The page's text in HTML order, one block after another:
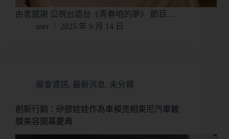
由衷感謝 公視台語台《青春咱的夢》 節目…
user
2025 年 9 月 14 日
展會資訊 , 最新消息, 未分類
創新行銷：矽膠娃娃作為車模亮相東尼汽車鍍
膜美容開幕慶典